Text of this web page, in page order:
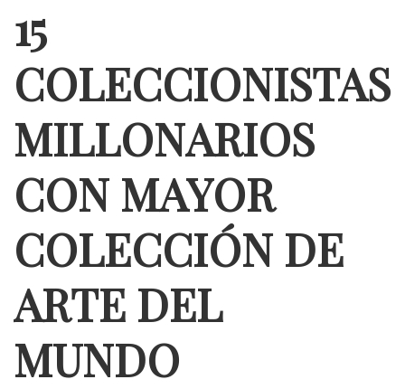
15
COLECCIONISTAS
MILLONARIOS
CON MAYOR
COLECCIÓN DE
ARTE DEL
MUNDO